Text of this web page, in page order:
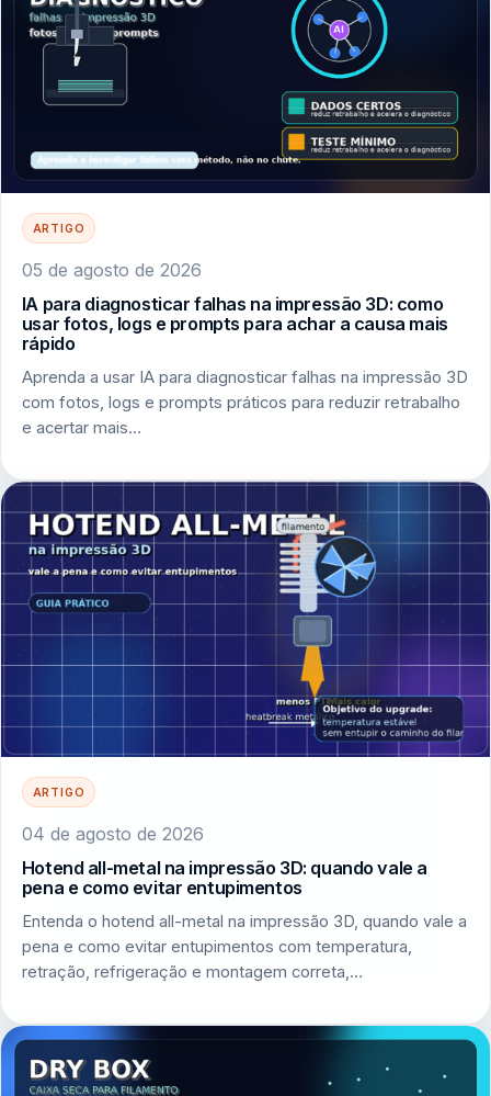
ARTIGO
05 de agosto de 2026
IA para diagnosticar falhas na impressão 3D: como
usar fotos, logs e prompts para achar a causa mais
rápido
Aprenda a usar IA para diagnosticar falhas na impressão 3D
com fotos, logs e prompts práticos para reduzir retrabalho
e acertar mais…
ARTIGO
04 de agosto de 2026
Hotend all-metal na impressão 3D: quando vale a
pena e como evitar entupimentos
Entenda o hotend all-metal na impressão 3D, quando vale a
pena e como evitar entupimentos com temperatura,
retração, refrigeração e montagem correta,…